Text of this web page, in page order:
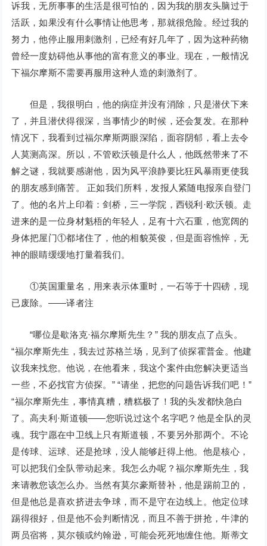
诉我，无所事事的生活是很可怕的，因为我的朋友头脑过于
活跃，如果没有什么事情让他思考，那就很危险。经过我的
努力，他停止服用刺激剂，已经有好几年了，因为这种药物
曾经一度妨碍他从事他的富有意义的事业。现在，一般情况
下福尔摩斯不需要再服用这种人造的刺激剂了。
但是，我很明白，他的病症并没有消除，只是潜伏下来
了，并且潜伏得很深，当事情少的时候，还会复发。在那种
情况下，我看到过福尔摩斯两眼深陷，面容阴郁，看上去令
人莫测高深。所以，不管欧沃顿是什么人，他既然带来了不
解之谜，我就要感谢他，因为风平浪静要比狂风暴雨更使我
的朋友感到痛苦。 正如我们所料，发报人紧随电报亲自登门
了。他的名片上印着：剑桥，三一学院，西锐利·欧沃顿。走
进来的是一位身材魁梧的年轻人，足有十六石重，他宽阔的
身体把屋门①都堵住了，他的相貌英俊，但是面容憔悴，无
神的眼睛缓缓地打量着我们。
①英国重量名，用来表示体重时，一石等于十四磅，现
已废除。——译者注
“哪位是歇洛克·福尔摩斯先生？” 我的朋友点了点头。
“福尔摩斯先生，我去过苏格兰场，见到了侦探霍普金。他建
议我来找您。他说，在他看来，我这个案件由您解决更适当
一些，不必找官方侦探。” “请坐，把您的问题告诉我们吧！”
“福尔摩斯先生，事情真糟，糟糕极了！我的头发都快急白
了。高夫利·斯道顿——您听说过这个名字吧？他是全队的灵
魂。我宁愿在中卫线上只有斯道顿，不要另外那两个。不论
是传球、运球、还是抢球，没人能够赶得上他。他是核心，
可以把我们全队带动起来。我怎么办呢？福尔摩斯先生，我
来请教您该怎么办。当然有莫尔豪斯替补，他是踢前卫的，
但是他总是喜欢挤进去争球，而不是守在边线上。他定位球
踢得很好，但是他不会判断情况，而且不善于拼抢，牛津的
两员宿将，莫尔顿或约翰逊，可能会死死地缠住他。斯蒂文